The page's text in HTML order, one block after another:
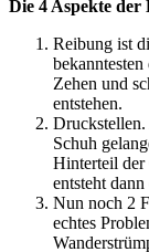
Die 4 Aspekte der
Reibung ist
Zehen und
entstehen.
Druckstellen.
Schuh
Hinterteil der
entsteht
Nun noch 2
echtes